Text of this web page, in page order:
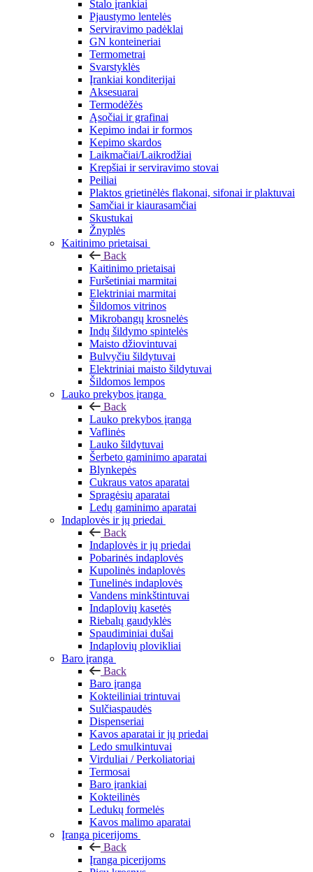
Stalo įrankiai
Pjaustymo lentelės
Serviravimo padėklai
GN konteineriai
Termometrai
Svarstyklės
Įrankiai konditerijai
Aksesuarai
Termodėžės
Ąsočiai ir grafinai
Kepimo indai ir formos
Kepimo skardos
Laikmačiai/Laikrodžiai
Krepšiai ir serviravimo stovai
Peiliai
Plaktos grietinėlės flakonai, sifonai ir plaktuvai
Samčiai ir kiaurasamčiai
Skustukai
Žnyplės
Kaitinimo prietaisai
Back
Kaitinimo prietaisai
Furšetiniai marmitai
Elektriniai marmitai
Šildomos vitrinos
Mikrobangų krosnelės
Indų šildymo spintelės
Maisto džiovintuvai
Bulvyčiu šildytuvai
Elektriniai maisto šildytuvai
Šildomos lempos
Lauko prekybos įranga
Back
Lauko prekybos įranga
Vaflinės
Lauko šildytuvai
Šerbeto gaminimo aparatai
Blynkepės
Cukraus vatos aparatai
Spragėsių aparatai
Ledų gaminimo aparatai
Indaplovės ir jų priedai
Back
Indaplovės ir jų priedai
Pobarinės indaplovės
Kupolinės indaplovės
Tunelinės indaplovės
Vandens minkštintuvai
Indaplovių kasetės
Riebalų gaudyklės
Spaudiminiai dušai
Indaplovių plovikliai
Baro įranga
Back
Baro įranga
Kokteiliniai trintuvai
Sulčiaspaudės
Dispenseriai
Kavos aparatai ir jų priedai
Ledo smulkintuvai
Virduliai / Perkoliatoriai
Termosai
Baro įrankiai
Kokteilinės
Ledukų formelės
Kavos malimo aparatai
Įranga picerijoms
Back
Įranga picerijoms